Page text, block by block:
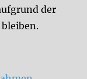
der